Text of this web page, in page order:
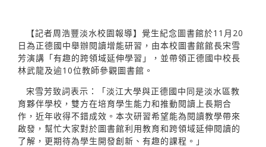
【記者周浩豐淡水校園報導】覺生紀念圖書館於11月20
日為正德國中舉辦閱讀增能研習，由本校圖書館館長宋雪
芳演講「有趣的跨領域延伸學習」，並帶領正德國中校長
林武龍及逾10位教師參觀圖書館。
宋雪芳致詞表示：「淡江大學與正德國中同是淡水區教
育夥伴學校，雙方在培育學生能力和推動閱讀上長期合
作，近年收得不錯成效。本次研習希望能為閱讀教學帶來
啟發，幫忙大家對於圖書館利用教育和跨領域延伸閱讀的
了解，更期待為學生開發創新、有趣的課程。」